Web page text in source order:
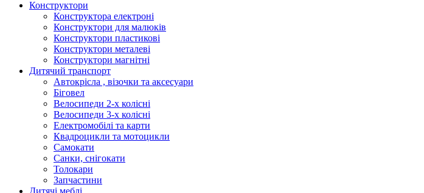
Конструктори
Конструктора електроні
Конструктори для малюків
Конструктори пластикові
Конструктори металеві
Конструктори магнітні
Дитячий транспорт
Автокрісла , візочки та аксесуари
Біговел
Велосипеди 2-х колісні
Велосипеди 3-х колісні
Електромобілі та карти
Квадроцикли та мотоцикли
Самокати
Санки, снігокати
Толокари
Запчастини
Дитячі меблі